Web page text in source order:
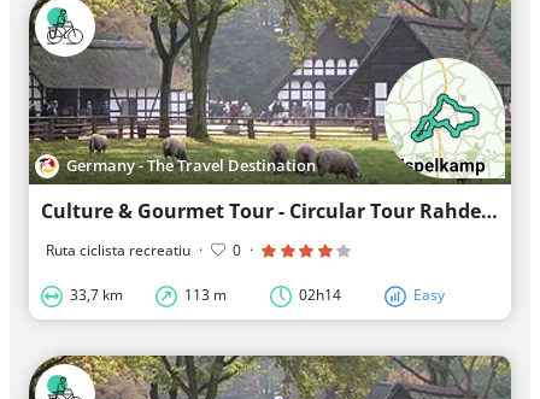
Germany - The Travel Destination
Culture & Gourmet Tour - Circular Tour Rahden
Ruta ciclista recreatiu · 0 ·
33,7 km 113 m 02h14 Easy